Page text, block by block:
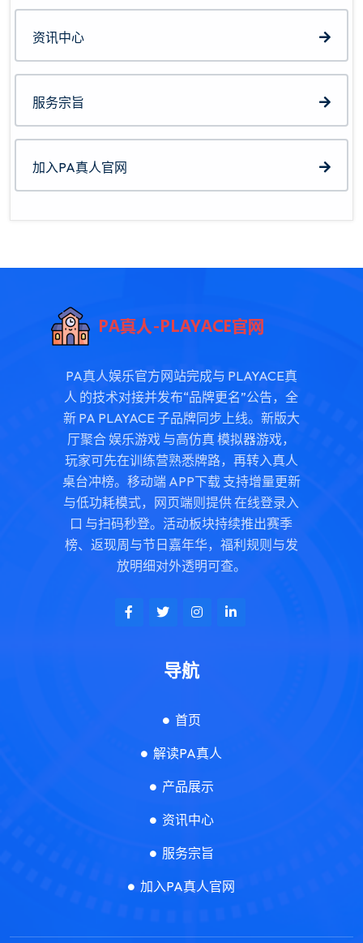
资讯中心
服务宗旨
加入PA真人官网
PA真人娱乐官方网站完成与 PLAYACE真
人 的技术对接并发布“品牌更名”公告，全
新 PA PLAYACE 子品牌同步上线。新版大
厅聚合 娱乐游戏 与高仿真 模拟器游戏，
玩家可先在训练营熟悉牌路，再转入真人
桌台冲榜。移动端 APP下载 支持增量更新
与低功耗模式，网页端则提供 在线登录入
口 与扫码秒登。活动板块持续推出赛季
榜、返现周与节日嘉年华，福利规则与发
放明细对外透明可查。
导航
首页
解读PA真人
产品展示
资讯中心
服务宗旨
加入PA真人官网